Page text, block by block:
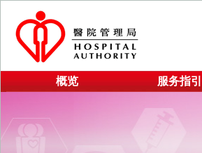
概览 服务指引